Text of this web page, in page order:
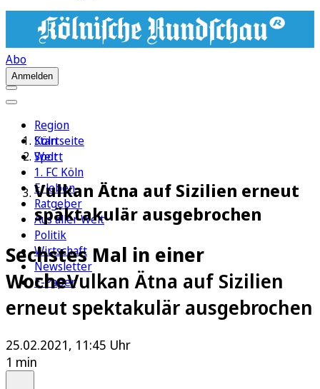
Abo
Anmelden
Region
Köln
Sport
1. FC Köln
Erleben
Ratgeber
Aus aller Welt
Politik
Wirtschaft
Newsletter
E-Paper
Startseite
Welt
Vulkan Ätna auf Sizilien erneut
späktakulär ausgebrochen
Sechstes Mal in einer
WocheVulkan Ätna auf Sizilien
erneut spektakulär ausgebrochen
25.02.2021, 11:45 Uhr
1 min